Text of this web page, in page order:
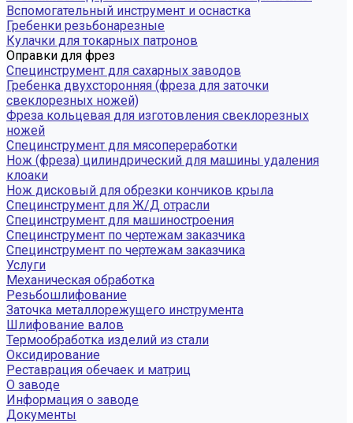
Вспомогательный инструмент и оснастка
Гребенки резьбонарезные
Кулачки для токарных патронов
Оправки для фрез
Специнструмент для сахарных заводов
Гребенка двухсторонняя (фреза для заточки
свеклорезных ножей)
Фреза кольцевая для изготовления свеклорезных
ножей
Специнструмент для мясопереработки
Нож (фреза) цилиндрический для машины удаления
клоаки
Нож дисковый для обрезки кончиков крыла
Специнструмент для Ж/Д отрасли
Специнструмент для машиностроения
Специнструмент по чертежам заказчика
Специнструмент по чертежам заказчика
Услуги
Механическая обработка
Резьбошлифование
Заточка металлорежущего инструмента
Шлифование валов
Термообработка изделий из стали
Оксидирование
Реставрация обечаек и матриц
О заводе
Информация о заводе
Документы